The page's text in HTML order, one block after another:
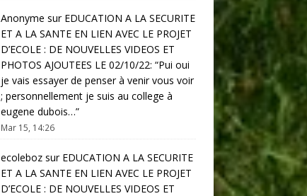
Anonyme sur EDUCATION A LA SECURITE
ET A LA SANTE EN LIEN AVEC LE PROJET
D’ECOLE : DE NOUVELLES VIDEOS ET
PHOTOS AJOUTEES LE 02/10/22: “Pui oui
je vais essayer de penser à venir vous voir
; personnellement je suis au college à
eugene dubois…”
Mar 15, 14:26
ecolebozsur EDUCATION A LA SECURITE
ET A LA SANTE EN LIEN AVEC LE PROJET
D’ECOLE : DE NOUVELLES VIDEOS ET